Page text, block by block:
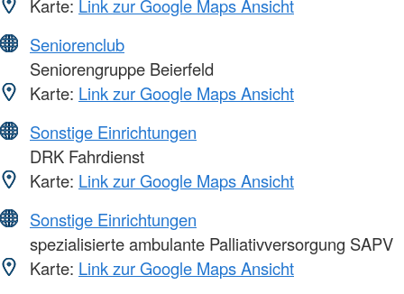
Karte: Link zur Google Maps Ansicht
Seniorenclub
Seniorengruppe Beierfeld
Karte: Link zur Google Maps Ansicht
Sonstige Einrichtungen
DRK Fahrdienst
Karte: Link zur Google Maps Ansicht
Sonstige Einrichtungen
spezialisierte ambulante Palliativversorgung SAPV
Karte: Link zur Google Maps Ansicht